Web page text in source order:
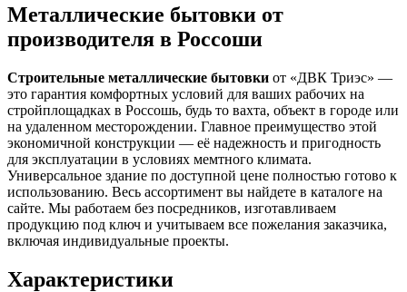
Металлические бытовки от
производителя в Россоши
Строительные металлические бытовки от «ДВК Триэс» —
это гарантия комфортных условий для ваших рабочих на
стройплощадках в Россошь, будь то вахта, объект в городе или
на удаленном месторождении. Главное преимущество этой
экономичной конструкции — её надежность и пригодность
для эксплуатации в условиях мемтного климата.
Универсальное здание по доступной цене полностью готово к
использованию. Весь ассортимент вы найдете в каталоге на
сайте. Мы работаем без посредников, изготавливаем
продукцию под ключ и учитываем все пожелания заказчика,
включая индивидуальные проекты.
Характеристики